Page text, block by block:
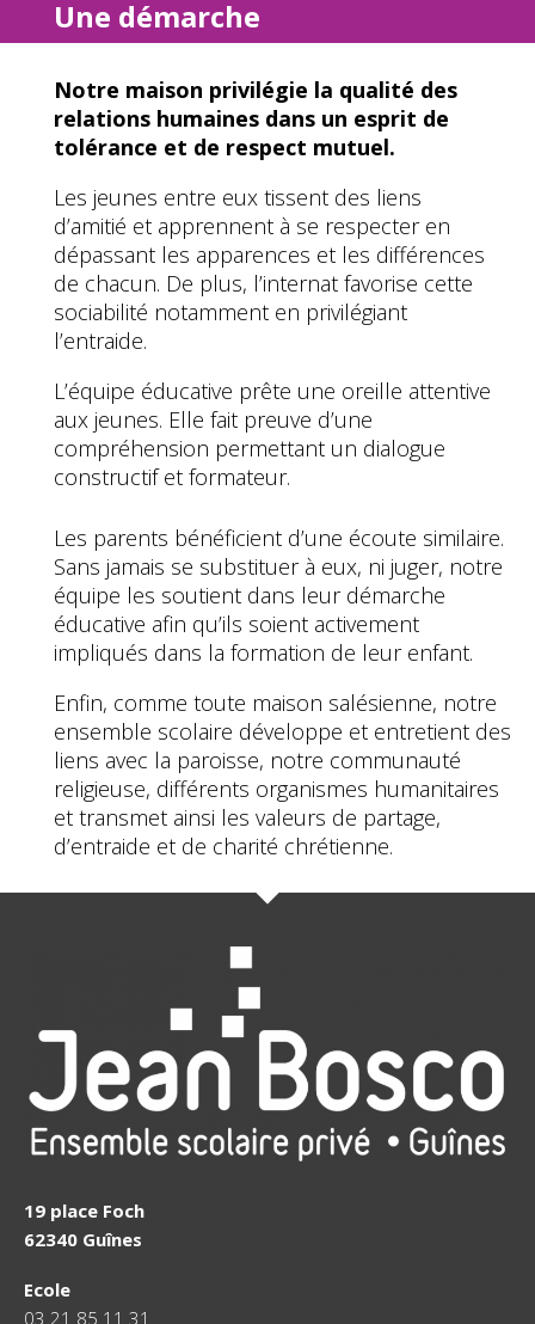
Une démarche
Notre maison privilégie la qualité des
relations humaines dans un esprit de
tolérance et de respect mutuel.
Les jeunes entre eux tissent des liens
d’amitié et apprennent à se respecter en
dépassant les apparences et les différences
de chacun. De plus, l’internat favorise cette
sociabilité notamment en privilégiant
l’entraide.
L’équipe éducative prête une oreille attentive
aux jeunes. Elle fait preuve d’une
compréhension permettant un dialogue
constructif et formateur.
Les parents bénéficient d’une écoute similaire.
Sans jamais se substituer à eux, ni juger, notre
équipe les soutient dans leur démarche
éducative afin qu’ils soient activement
impliqués dans la formation de leur enfant.
Enfin, comme toute maison salésienne, notre
ensemble scolaire développe et entretient des
liens avec la paroisse, notre communauté
religieuse, différents organismes humanitaires
et transmet ainsi les valeurs de partage,
d’entraide et de charité chrétienne.
19 place Foch
62340 Guînes
Ecole
03 21 85 11 31